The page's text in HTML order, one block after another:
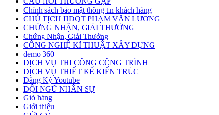
Chính sách bảo mật thông tin khách hàng
CHỦ TỊCH HĐQT PHẠM VĂN LƯƠNG
CHỨNG NHẬN, GIẢI THƯỞNG
Chứng Nhận, Giải Thưởng
CÔNG NGHỆ KĨ THUẬT XÂY DỰNG
demo 360
DỊCH VỤ THI CÔNG CÔNG TRÌNH
DỊCH VỤ THIẾT KẾ KIẾN TRÚC
Đăng Ký Youtube
ĐỘI NGŨ NHÂN SỰ
Giỏ hàng
Giới thiệu